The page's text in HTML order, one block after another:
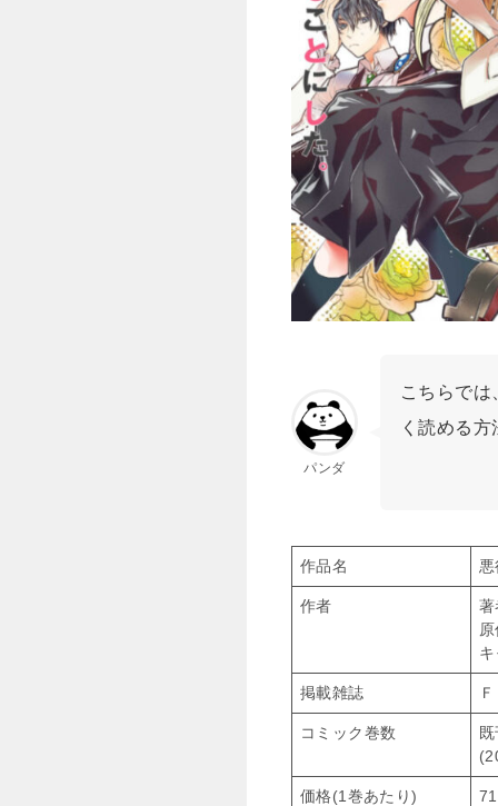
パンダ
こちらでは
く読める
作品名
作者
著
掲載雑誌
コミック巻数
価格(1巻あたり)